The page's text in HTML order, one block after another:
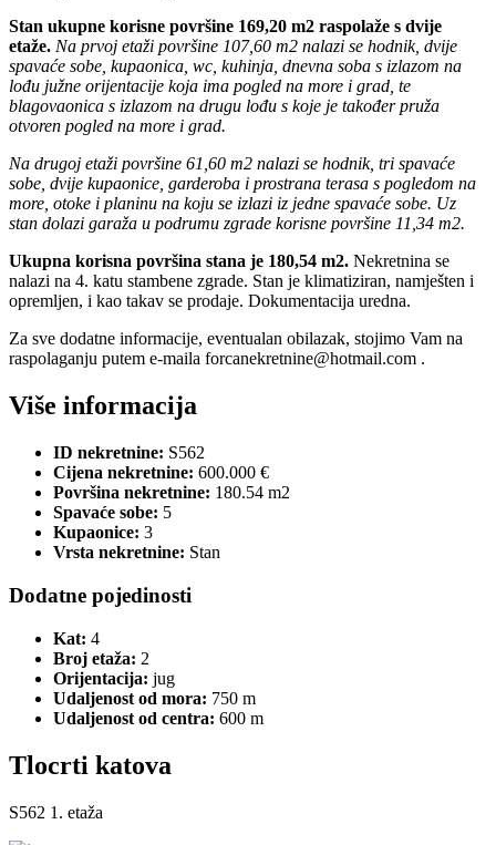
Stan ukupne korisne površine 169,20 m2 raspolaže s dvije
etaže. Na prvoj etaži površine 107,60 m2 nalazi se hodnik, dvije
spavaće sobe, kupaonica, wc, kuhinja, dnevna soba s izlazom na
lođu južne orijentacije koja ima pogled na more i grad, te
blagovaonica s izlazom na drugu lođu s koje je također pruža
otvoren pogled na more i grad.
Na drugoj etaži površine 61,60 m2 nalazi se hodnik, tri spavaće
sobe, dvije kupaonice, garderoba i prostrana terasa s pogledom na
more, otoke i planinu na koju se izlazi iz jedne spavaće sobe. Uz
stan dolazi garaža u podrumu zgrade korisne površine 11,34 m2.
Ukupna korisna površina stana je 180,54 m2. Nekretnina se
nalazi na 4. katu stambene zgrade. Stan je klimatiziran, namješten i
opremljen, i kao takav se prodaje. Dokumentacija uredna.
Za sve dodatne informacije, eventualan obilazak, stojimo Vam na
raspolaganju putem e-maila forcanekretnine@hotmail.com .
Više informacija
ID nekretnine: S562
Cijena nekretnine: 600.000 €
Površina nekretnine: 180.54 m2
Spavaće sobe: 5
Kupaonice: 3
Vrsta nekretnine: Stan
Dodatne pojedinosti
Kat: 4
Broj etaža: 2
Orijentacija: jug
Udaljenost od mora: 750 m
Udaljenost od centra: 600 m
Tlocrti katova
S562 1. etaža